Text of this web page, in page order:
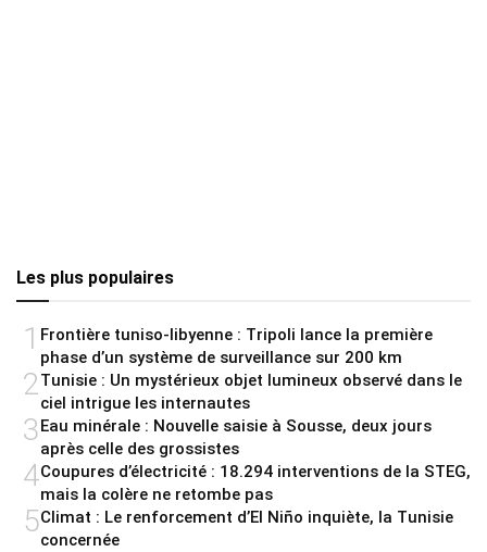
Les plus populaires
1 Frontière tuniso-libyenne : Tripoli lance la première
phase d’un système de surveillance sur 200 km
2Tunisie : Un mystérieux objet lumineux observé dans le
ciel intrigue les internautes
3Eau minérale : Nouvelle saisie à Sousse, deux jours
après celle des grossistes
4Coupures d’électricité : 18.294 interventions de la STEG,
mais la colère ne retombe pas
5Climat : Le renforcement d’El Niño inquiète, la Tunisie
concernée